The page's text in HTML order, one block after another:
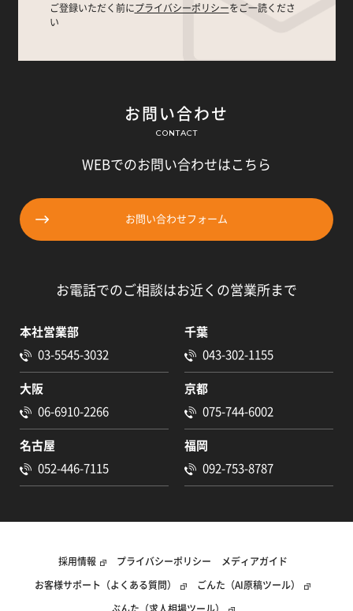
ご登録いただく前にプライバシーポリシーをご一読くださ
い
お問い合わせ
CONTACT
お電話でのご相談はお近くの営業所まで
本社営業部
03-5545-3032
千葉
043-302-1155
大阪
06-6910-2266
京都
075-744-6002
名古屋
052-446-7115
福岡
092-753-8787
WEBでのお問い合わせはこちら
お問い合わせフォーム
採用情報 プライバシーポリシー メディアガイド
お客様サポート（よくある質問） ごんた（AI原稿ツール）
ぶんた（求人相場ツール）